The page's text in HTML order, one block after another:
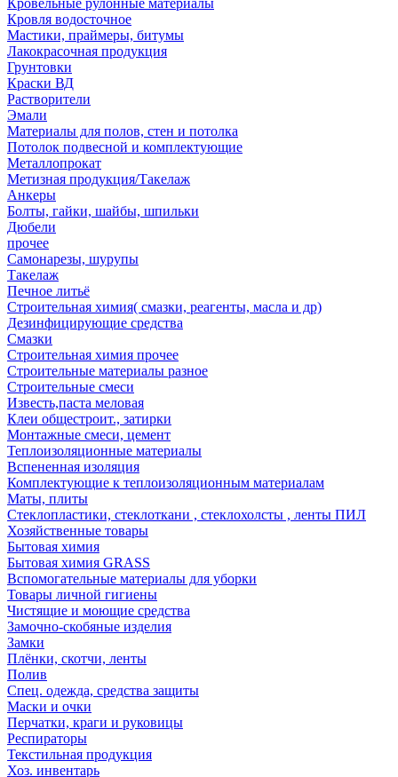
Кровельные рулонные материалы
Кровля водосточное
Мастики, праймеры, битумы
Лакокрасочная продукция
Грунтовки
Краски ВД
Растворители
Эмали
Материалы для полов, стен и потолка
Потолок подвесной и комплектующие
Металлопрокат
Метизная продукция/Такелаж
Анкеры
Болты, гайки, шайбы, шпильки
Дюбели
прочее
Самонарезы, шурупы
Такелаж
Печное литьё
Строительная химия( смазки, реагенты, масла и др)
Дезинфицирующие средства
Смазки
Строительная химия прочее
Строительные материалы разное
Строительные смеси
Известь,паста меловая
Клеи общестроит., затирки
Монтажные смеси, цемент
Теплоизоляционные материалы
Вспененная изоляция
Комплектующие к теплоизоляционным материалам
Маты, плиты
Стеклопластики, стеклоткани , стеклохолсты , ленты ПИЛ
Хозяйственные товары
Бытовая химия
Бытовая химия GRASS
Вспомогательные материалы для уборки
Товары личной гигиены
Чистящие и моющие средства
Замочно-скобяные изделия
Замки
Плёнки, скотчи, ленты
Полив
Спец. одежда, средства защиты
Маски и очки
Перчатки, краги и руковицы
Респираторы
Текстильная продукция
Хоз. инвентарь